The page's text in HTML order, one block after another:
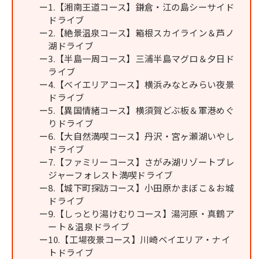
1.【湘南王道コース】鎌倉・江の島シーサイド
ドライブ
2.【絶景温泉コース】箱根スカイライン＆芦ノ
湖ドライブ
3.【半島一周コース】三浦半島マグロ＆夕日ド
ライブ
4.【ベイエリアコース】横浜みなとみらい夜景
ドライブ
5.【異国情緒コース】横須賀どぶ板＆軍港めぐ
りドライブ
6.【大自然満喫コース】丹沢・宮ヶ瀬湖いやし
ドライブ
7.【ファミリーコース】さがみ湖リゾートプレ
ジャーフォレスト満喫ドライブ
8.【城下町探訪コース】小田原かまぼこ＆お城
ドライブ
9.【しっとり湯けむりコース】湯河原・真鶴ア
ート＆温泉ドライブ
10.【工場夜景コース】川崎ベイエリア・ナイ
トドライブ